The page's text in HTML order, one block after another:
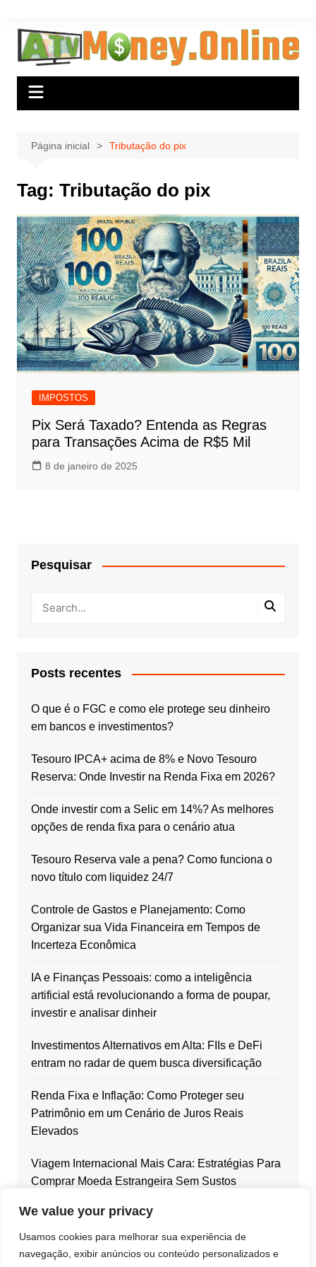
We value your privacy
Usamos cookies para melhorar sua experiência de
navegação, exibir anúncios ou conteúdo personalizados e
para
conteúdo
Página inicial Tributação do pix
Tag: Tributação do pix
IMPOSTOS
Pix Será Taxado? Entenda as Regras
para Transações Acima de R$5 Mil
8 de janeiro de 2025
Pesquisar
Posts recentes
O que é o FGC e como ele protege seu dinheiro
em bancos e investimentos?
Tesouro IPCA+ acima de 8% e Novo Tesouro
Reserva: Onde Investir na Renda Fixa em 2026?
Onde investir com a Selic em 14%? As melhores
opções de renda fixa para o cenário atua
Tesouro Reserva vale a pena? Como funciona o
novo título com liquidez 24/7
Controle de Gastos e Planejamento: Como
Organizar sua Vida Financeira em Tempos de
Incerteza Econômica
IA e Finanças Pessoais: como a inteligência
artificial está revolucionando a forma de poupar,
investir e analisar dinheir
Investimentos Alternativos em Alta: FIIs e DeFi
entram no radar de quem busca diversificação
Renda Fixa e Inflação: Como Proteger seu
Patrimônio em um Cenário de Juros Reais
Elevados
Viagem Internacional Mais Cara: Estratégias Para
Comprar Moeda Estrangeira Sem Sustos
Dólar em Alta: Como Blindar Seu Patrimônio com
Ativos Internacionais